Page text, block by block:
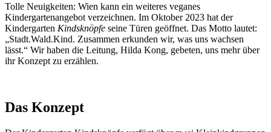
Tolle Neuigkeiten: Wien kann ein weiteres veganes
Kindergartenangebot verzeichnen. Im Oktober 2023 hat der
Kindergarten Kindsknöpfe seine Türen geöffnet. Das Motto lautet:
„Stadt.Wald.Kind. Zusammen erkunden wir, was uns wachsen
lässt.“ Wir haben die Leitung, Hilda Kong, gebeten, uns mehr über
ihr Konzept zu erzählen.
Das Konzept